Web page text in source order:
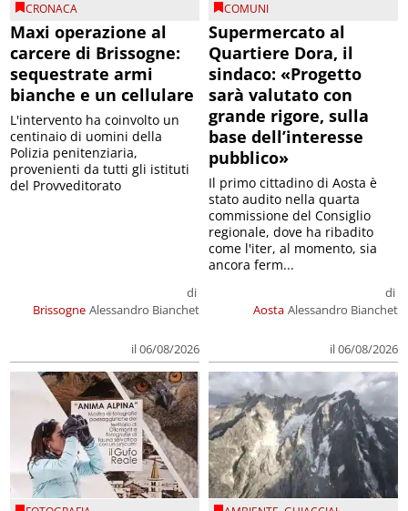
CRONACA
Maxi operazione al
carcere di Brissogne:
sequestrate armi
bianche e un cellulare
Brissogne
di
Alessandro Bianchet
il 06/08/2026
L'intervento ha coinvolto un
centinaio di uomini della
Polizia penitenziaria,
provenienti da tutti gli istituti
del Provveditorato
COMUNI
Supermercato al
Quartiere Dora, il
sindaco: «Progetto
sarà valutato con
grande rigore, sulla
base dell’interesse
pubblico»
Aosta
di
Alessandro Bianchet
il 06/08/2026
Il primo cittadino di Aosta è
stato audito nella quarta
commissione del Consiglio
regionale, dove ha ribadito
come l'iter, al momento, sia
ancora ferm...